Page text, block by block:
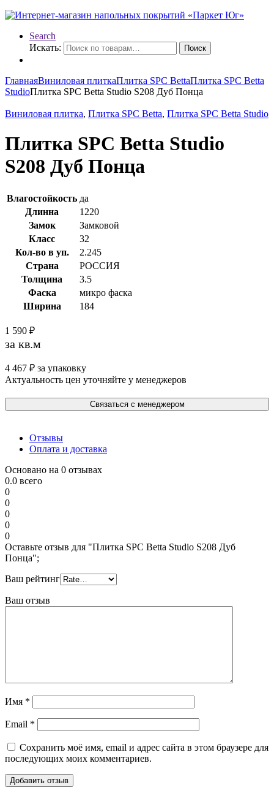
Search
Искать:
Поиск
ГлавнаяВиниловая плиткаПлитка SPC BettaПлитка SPC Betta
StudioПлитка SPC Betta Studio S208 Дуб Понца
Виниловая плитка, Плитка SPC Betta, Плитка SPC Betta Studio
Плитка SPC Betta Studio
S208 Дуб Понца
Влагостойкость да
Длинна
1220
Замок
Замковой
Класс
32
Кол-во в уп.
2.245
Страна
РОССИЯ
Толщина
3.5
Фаска
микро фаска
Ширина
184
1 590 ₽
за кв.м
4 467 ₽ за упаковку
Актуальность цен уточняйте у менеджеров
Связаться с менеджером
Отзывы
Оплата и доставка
Основано на 0 отзывах
0.0 всего
0
0
0
0
0
Оставьте отзыв для "Плитка SPC Betta Studio S208 Дуб
Понца";
Ваш рейтинг
Ваш отзыв
Имя *
Email *
Сохранить моё имя, email и адрес сайта в этом браузере для
последующих моих комментариев.